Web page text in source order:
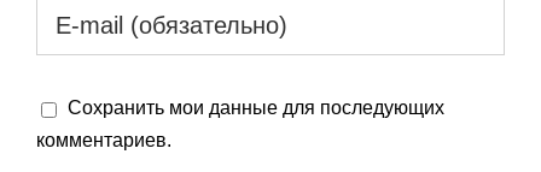
Сохранить мои данные для последующих
комментариев.